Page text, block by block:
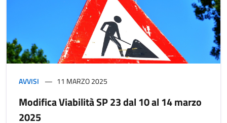
AVVISI 11 MARZO 2025
Modifica Viabilità SP 23 dal 10 al 14 marzo
2025